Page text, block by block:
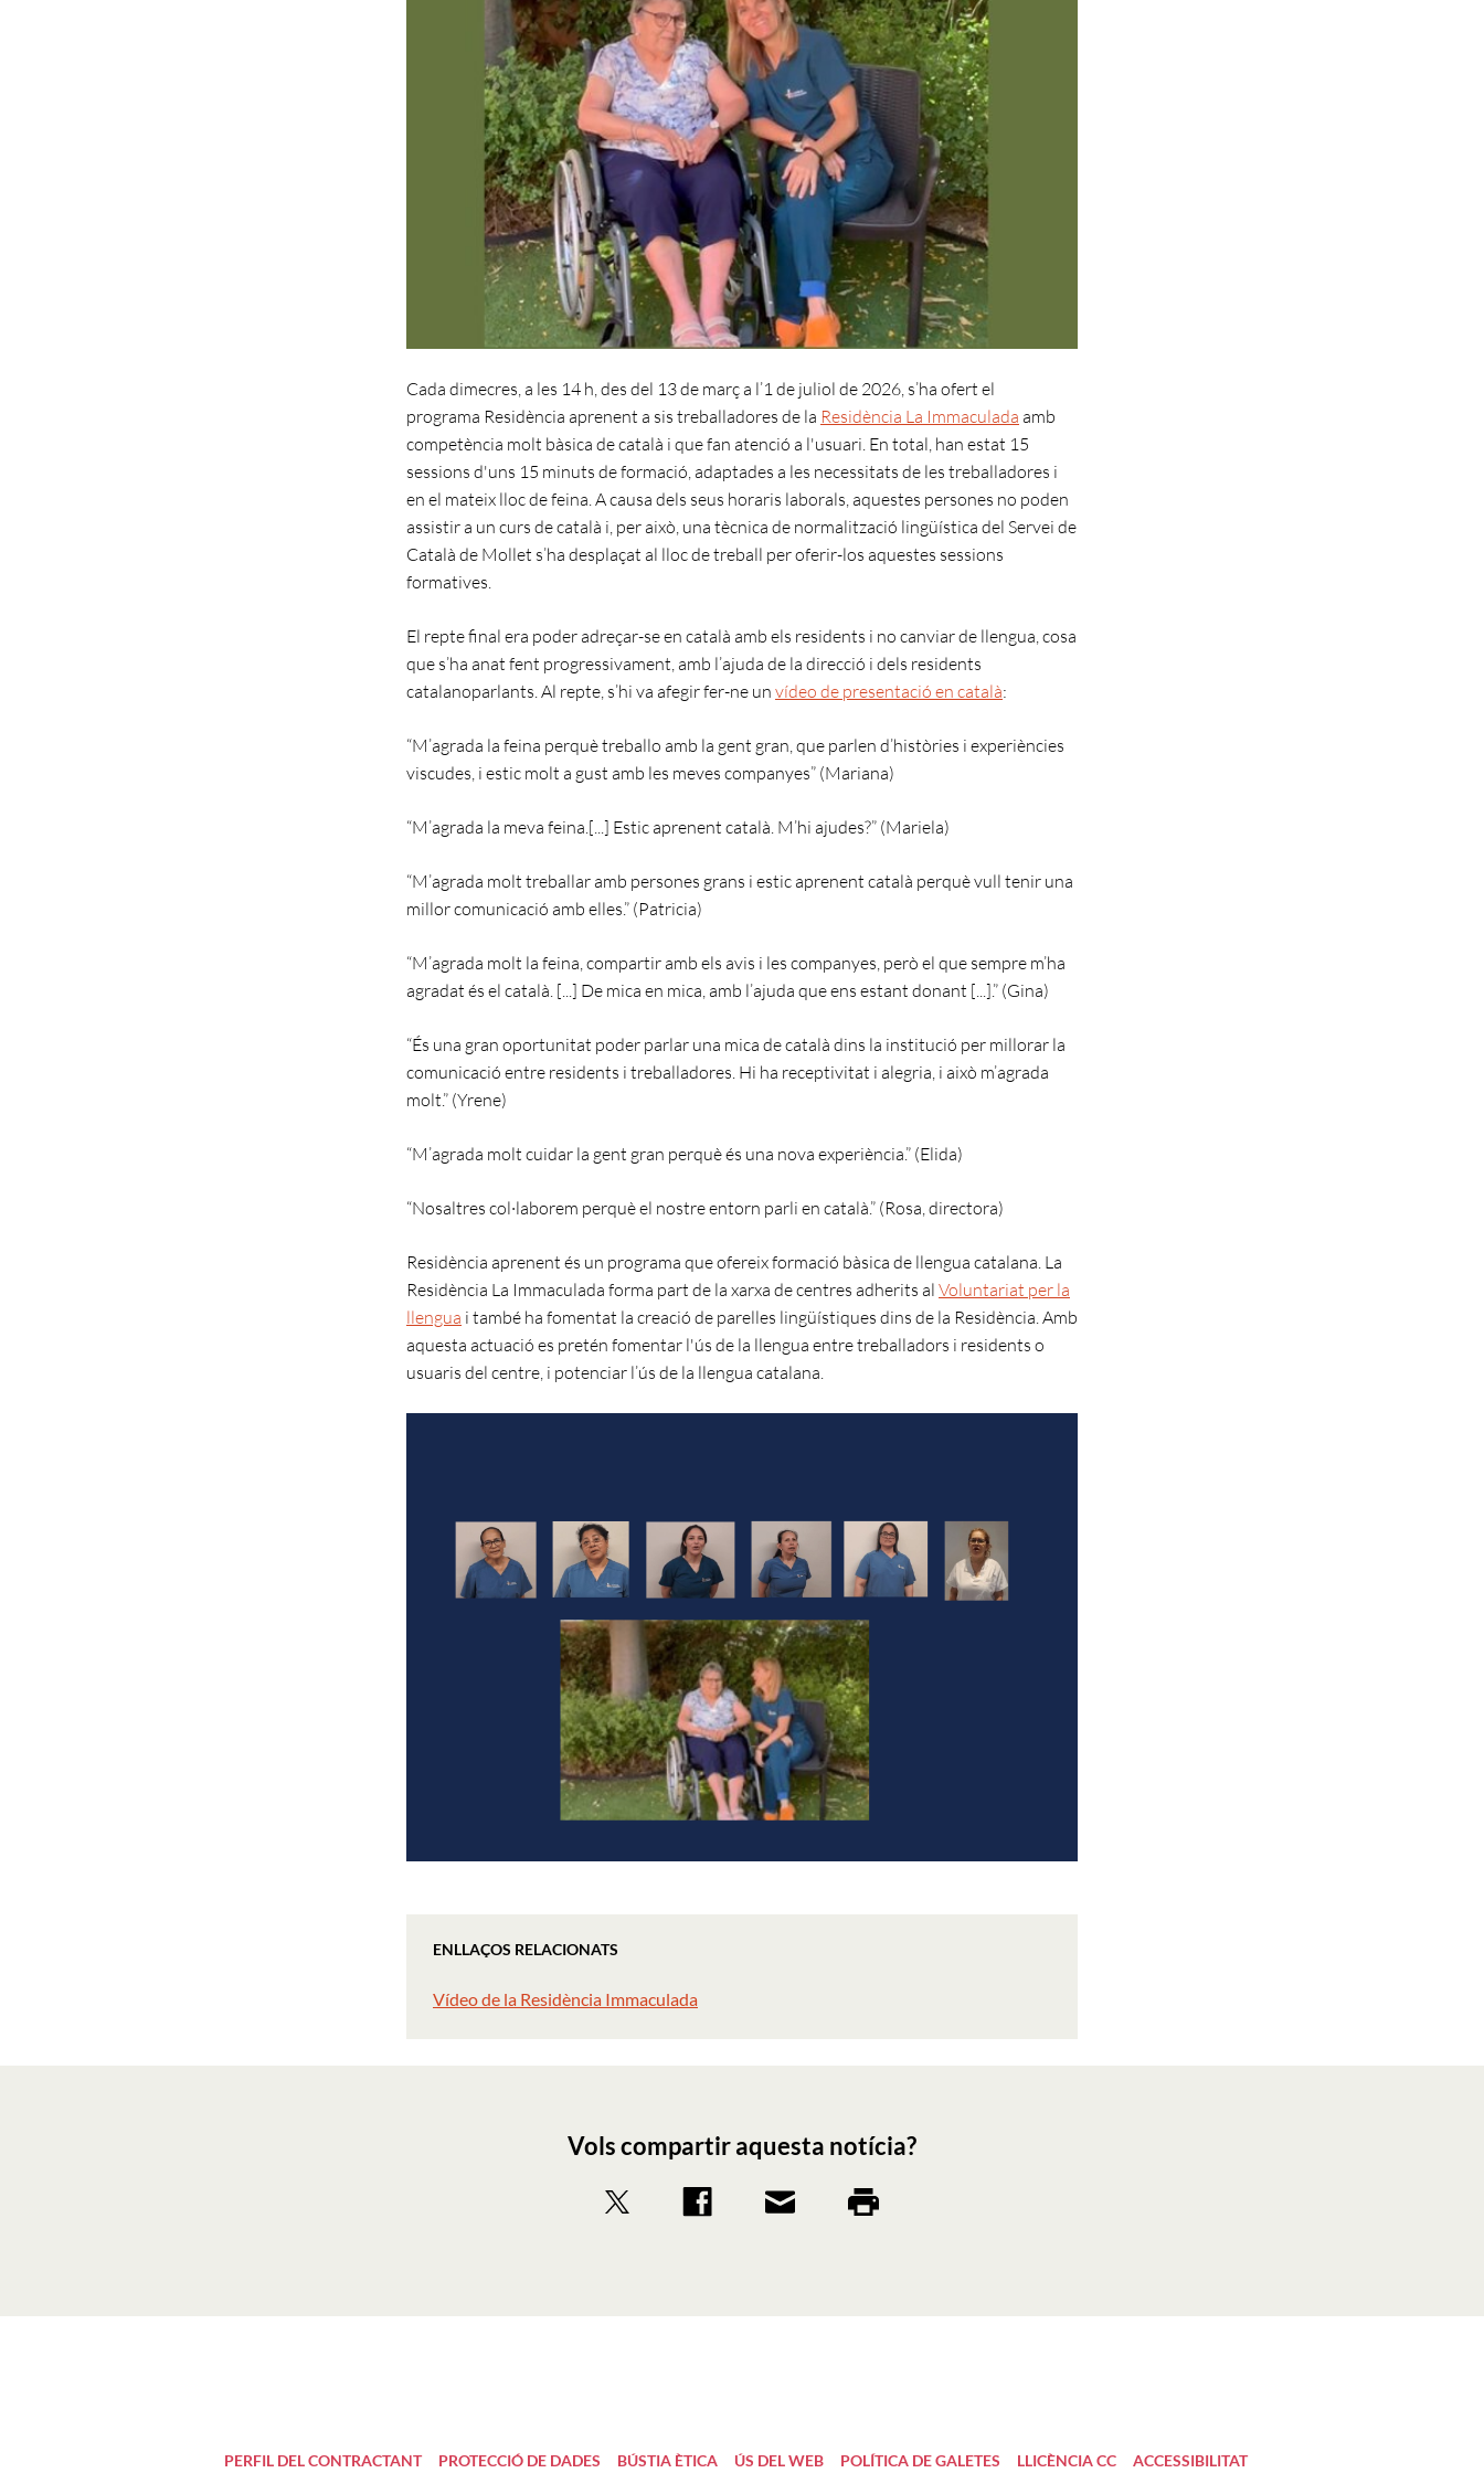
Cada dimecres, a les 14 h, des del 13 de març a l’1 de juliol de 2026, s’ha ofert el
programa Residència aprenent a sis treballadores de la Residència La Immaculada amb
competència molt bàsica de català i que fan atenció a l'usuari. En total, han estat 15
sessions d'uns 15 minuts de formació, adaptades a les necessitats de les treballadores i
en el mateix lloc de feina. A causa dels seus horaris laborals, aquestes persones no poden
assistir a un curs de català i, per això, una tècnica de normalització lingüística del Servei de
Català de Mollet s’ha desplaçat al lloc de treball per oferir-los aquestes sessions
formatives.
El repte final era poder adreçar-se en català amb els residents i no canviar de llengua, cosa
que s’ha anat fent progressivament, amb l’ajuda de la direcció i dels residents
catalanoparlants. Al repte, s’hi va afegir fer-ne un vídeo de presentació en català:
“M’agrada la feina perquè treballo amb la gent gran, que parlen d’històries i experiències
viscudes, i estic molt a gust amb les meves companyes” (Mariana)
“M’agrada la meva feina.[...] Estic aprenent català. M’hi ajudes?” (Mariela)
“M’agrada molt treballar amb persones grans i estic aprenent català perquè vull tenir una
millor comunicació amb elles.” (Patricia)
“M’agrada molt la feina, compartir amb els avis i les companyes, però el que sempre m’ha
agradat és el català. [...] De mica en mica, amb l’ajuda que ens estant donant [...].” (Gina)
“És una gran oportunitat poder parlar una mica de català dins la institució per millorar la
comunicació entre residents i treballadores. Hi ha receptivitat i alegria, i això m’agrada
molt.” (Yrene)
“M’agrada molt cuidar la gent gran perquè és una nova experiència.” (Elida)
“Nosaltres col·laborem perquè el nostre entorn parli en català.” (Rosa, directora)
Residència aprenent és un programa que ofereix formació bàsica de llengua catalana. La
Residència La Immaculada forma part de la xarxa de centres adherits al Voluntariat per la
llengua i també ha fomentat la creació de parelles lingüístiques dins de la Residència. Amb
aquesta actuació es pretén fomentar l'ús de la llengua entre treballadors i residents o
usuaris del centre, i potenciar l’ús de la llengua catalana.
ENLLAÇOS RELACIONATS
Vídeo de la Residència Immaculada
Vols compartir aquesta notícia?
PERFIL DEL CONTRACTANT PROTECCIÓ DE DADES BÚSTIA ÈTICA ÚS DEL WEB POLÍTICA DE GALETES LLICÈNCIA CC ACCESSIBILITAT